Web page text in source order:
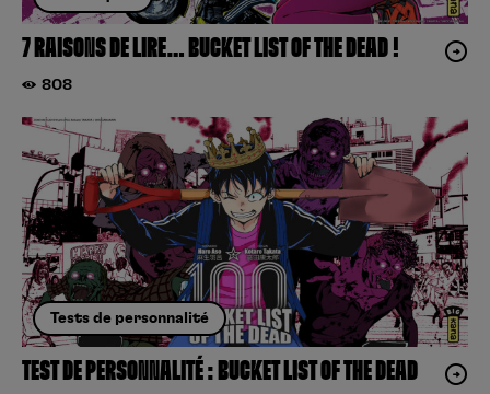
7 RAISONS DE LIRE… BUCKET LIST OF THE DEAD !
808
Tests de personnalité
TEST DE PERSONNALITÉ : BUCKET LIST OF THE DEAD